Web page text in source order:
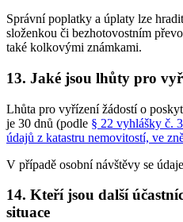
Správní poplatky a úplaty lze
složenkou či bezhotovostním
také kolkovými známkami.
13. Jaké jsou lhůty pro
Lhůta pro vyřízení žádostí o
je 30 dnů (podle § 22 vyhlášky č.
údajů z katastru nemovitostí, ve
V případě osobní návštěvy se
14. Kteří jsou další
situace